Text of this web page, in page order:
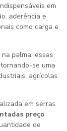
em
aderência e
como carga e
palma, essas
se uma
agrícolas
em serras
preço
de